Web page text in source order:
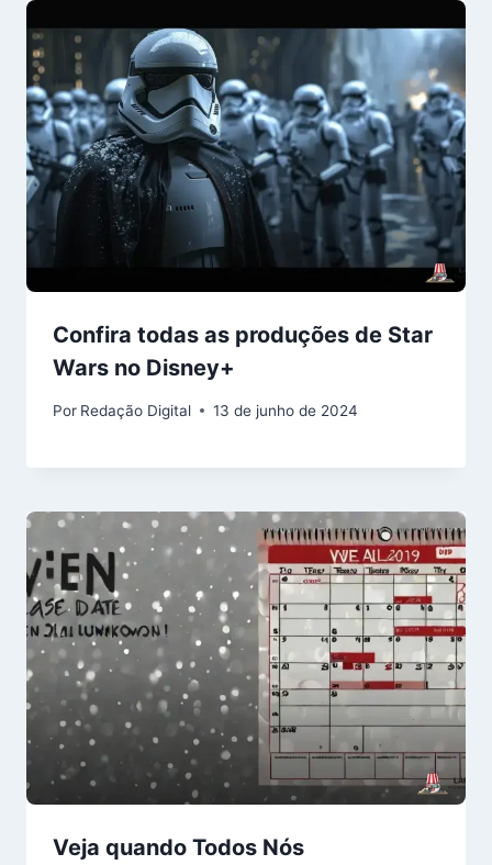
Confira todas as produções de Star
Wars no Disney+
Por Redação Digital 13 de junho de 2024
Veja quando Todos Nós